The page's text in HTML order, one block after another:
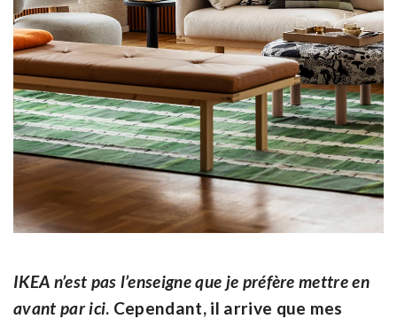
IKEA n’est pas l’enseigne que je préfère mettre en
avant par ici. Cependant, il arrive que mes